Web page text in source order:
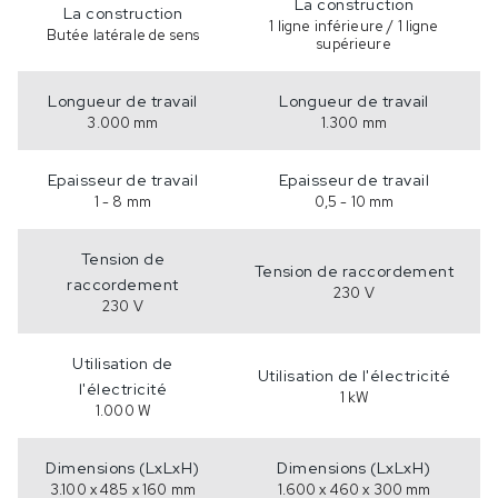
La construction
Butée latérale de sens
La construction
1 ligne inférieure / 1 ligne
supérieure
Longueur de travail
3.000 mm
Longueur de travail
1.300 mm
Epaisseur de travail
1 - 8 mm
Epaisseur de travail
0,5 - 10 mm
Tension de
raccordement
230 V
Tension de raccordement
230 V
Utilisation de
l'électricité
1.000 W
Utilisation de l'électricité
1 kW
Dimensions (LxLxH)
3.100 x 485 x 160 mm
Dimensions (LxLxH)
1.600 x 460 x 300 mm